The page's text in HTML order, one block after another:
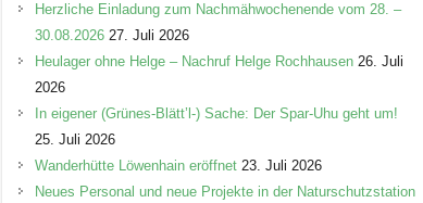
Herzliche Einladung zum Nachmähwochenende vom 28. –
30.08.2026 27. Juli 2026
Heulager ohne Helge – Nachruf Helge Rochhausen 26. Juli
2026
In eigener (Grünes-Blätt’l-) Sache: Der Spar-Uhu geht um!
25. Juli 2026
Wanderhütte Löwenhain eröffnet 23. Juli 2026
Neues Personal und neue Projekte in der Naturschutzstation